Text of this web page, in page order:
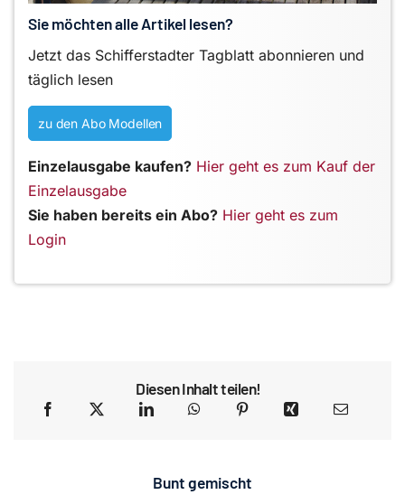
Sie möchten alle Artikel lesen?
Jetzt das Schifferstadter Tagblatt abonnieren und
täglich lesen
zu den Abo Modellen
Einzelausgabe kaufen? Hier geht es zum Kauf der
Einzelausgabe
Sie haben bereits ein Abo? Hier geht es zum
Login
Diesen Inhalt teilen!
Bunt gemischt